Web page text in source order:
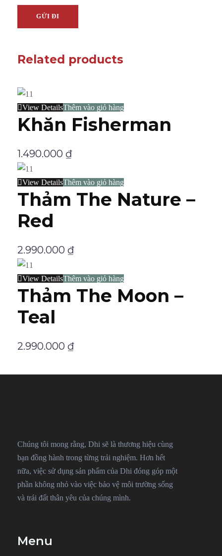
Related products
View DetailsThêm vào giỏ hàng
Khăn Fisherman
1.490.000 ₫
View DetailsThêm vào giỏ hàng
Thảm The Nature –
Red
2.990.000 ₫
View DetailsThêm vào giỏ hàng
Thảm The Moon –
Teal
2.990.000 ₫
Chúng tôi mong rằng, Dhi sẽ là thương hiệu cùng
bạn đồng hành trong từng trải nghiệm. Hơn hết
nữa, việc sử dụng sản phẩm của Dhi đóng góp một
phần không nhỏ vào việc bảo vệ môi trường sống
và trái đất thân yêu của chúng mình.
Menu